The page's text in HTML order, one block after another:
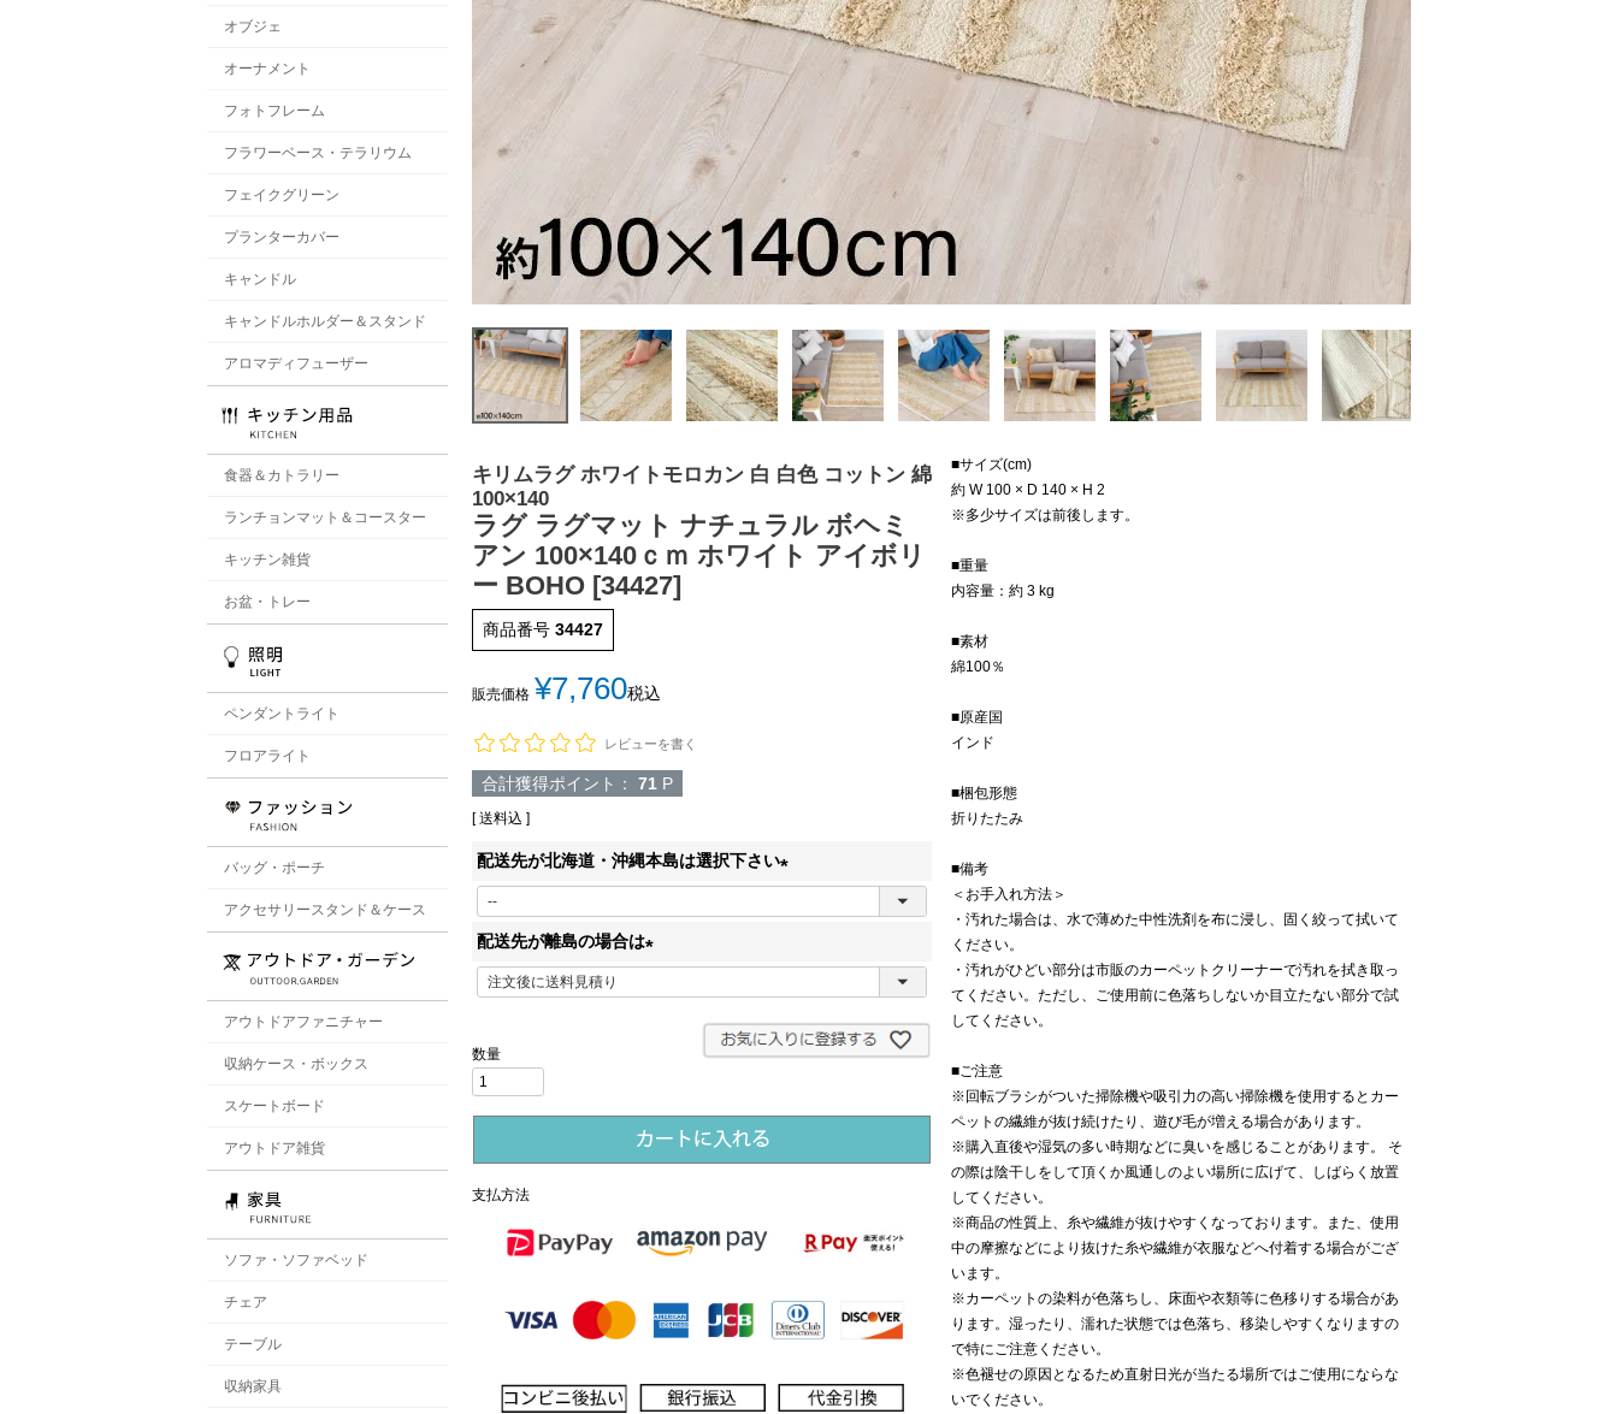
オブジェ
オーナメント
フォトフレーム
フラワーベース・テラリウム
フェイクグリーン
プランターカバー
キャンドル
キャンドルホルダー＆スタンド
アロマディフューザー
食器＆カトラリー
ランチョンマット＆コースター
キッチン雑貨
お盆・トレー
ペンダントライト
フロアライト
バッグ・ポーチ
アクセサリースタンド＆ケース
アウトドアファニチャー
収納ケース・ボックス
スケートボード
アウトドア雑貨
ソファ・ソファベッド
チェア
テーブル
収納家具
キリムラグ ホワイトモロカン 白 白色 コットン 綿
100×140
ラグ ラグマット ナチュラル ボヘミ
アン 100×140ｃｍ ホワイト アイボリ
ー BOHO [34427]
商品番号 34427
販売価格 ¥7,760税込
レビューを書く
合計獲得ポイント： 71 P
送料込
配送先が北海道・沖縄本島は選択下さい
配送先が離島の場合は
支払方法
■サイズ(cm)
約 W 100 × D 140 × H 2
※多少サイズは前後します。
■重量
内容量：約 3 kg
■素材
綿100％
■原産国
インド
■梱包形態
折りたたみ
■備考
＜お手入れ方法＞
・汚れた場合は、水で薄めた中性洗剤を布に浸し、固く絞って拭いて
ください。
・汚れがひどい部分は市販のカーペットクリーナーで汚れを拭き取っ
てください。ただし、ご使用前に色落ちしないか目立たない部分で試
してください。
■ご注意
※回転ブラシがついた掃除機や吸引力の高い掃除機を使用するとカー
ペットの繊維が抜け続けたり、遊び毛が増える場合があります。
※購入直後や湿気の多い時期などに臭いを感じることがあります。 そ
の際は陰干しをして頂くか風通しのよい場所に広げて、しばらく放置
してください。
※商品の性質上、糸や繊維が抜けやすくなっております。また、使用
中の摩擦などにより抜けた糸や繊維が衣服などへ付着する場合がござ
います。
※カーペットの染料が色落ちし、床面や衣類等に色移りする場合があ
ります。湿ったり、濡れた状態では色落ち、移染しやすくなりますの
で特にご注意ください。
※色褪せの原因となるため直射日光が当たる場所ではご使用にならな
いでください。